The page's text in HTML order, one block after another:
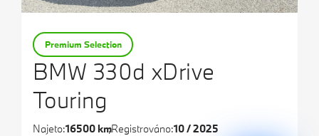
BMW 330d xDrive
Touring
Premium Selection
Najeto:16500 kmRegistrováno:10 / 2025